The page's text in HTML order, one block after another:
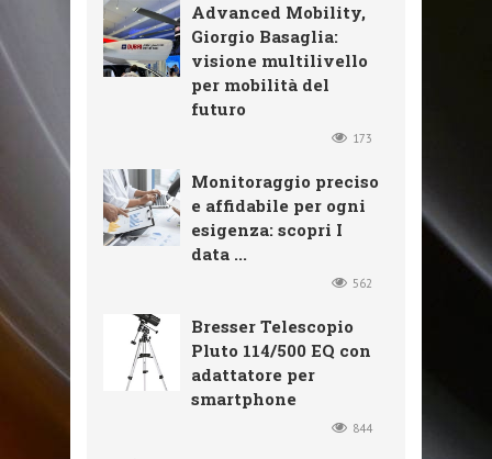
Advanced Mobility,
Giorgio Basaglia:
visione multilivello
per mobilità del
futuro
173
Monitoraggio preciso
e affidabile per ogni
esigenza: scopri I
data ...
562
Bresser Telescopio
Pluto 114/500 EQ con
adattatore per
smartphone
844